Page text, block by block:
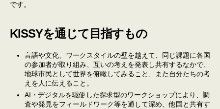
です。
KISSYを通じて目指すもの
言語や文化、ワークスタイルの壁を越えて、同じ課題に各国
の参加者が取り組み、互いの考えを発表し共有するなかで、
地球市民として世界を俯瞰してみること、また自分たちの考
えを人に伝えること。
AI・デジタルを駆使した探求型のワークショップにより、調
査や発見をフィールドワーク等を通して深め、他国と共有す